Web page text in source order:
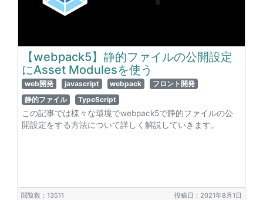
【webpack5】静的ファイルの公開設定
にAsset Modulesを使う
web開発 javascript webpack
フロント開発
静的ファイル
TypeScript
この記事では様々な環境でwebpack5で静的ファイルの公
開設定をする方法について詳しく解説していきます。
閲覧数：13511 投稿日：2021年8月1日